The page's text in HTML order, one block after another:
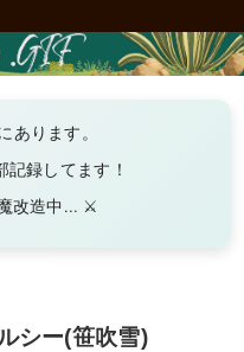
あります。
録してます！
改造中... ⚔️
シー(笹吹雪)